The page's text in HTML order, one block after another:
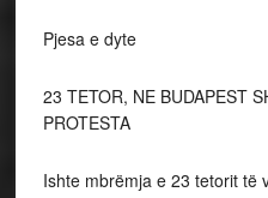
Pjesa e dyte
23 TETOR, NE BUDAPEST
PROTESTA
Ishte mbrëmja e 23 tetorit të